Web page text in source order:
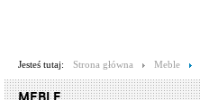
Jesteś tutaj: Strona główna Meble